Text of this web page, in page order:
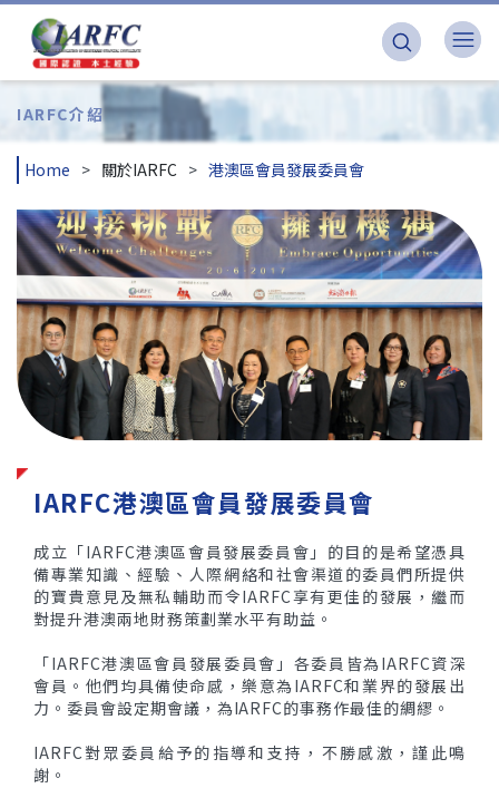
IARFC介紹
Home 關於IARFC 港澳區會員發展委員會
IARFC港澳區會員發展委員會
成立「IARFC港澳區會員發展委員會」的目的是希望憑具
備專業知識、經驗、人際網絡和社會渠道的委員們所提供
的寶貴意見及無私輔助而令IARFC享有更佳的發展，繼而
對提升港澳兩地財務策劃業水平有助益。
「IARFC港澳區會員發展委員會」各委員皆為IARFC資深
會員。他們均具備使命感，樂意為IARFC和業界的發展出
力。委員會設定期會議，為IARFC的事務作最佳的綢繆。
IARFC對眾委員給予的指導和支持，不勝感激，謹此鳴
謝。